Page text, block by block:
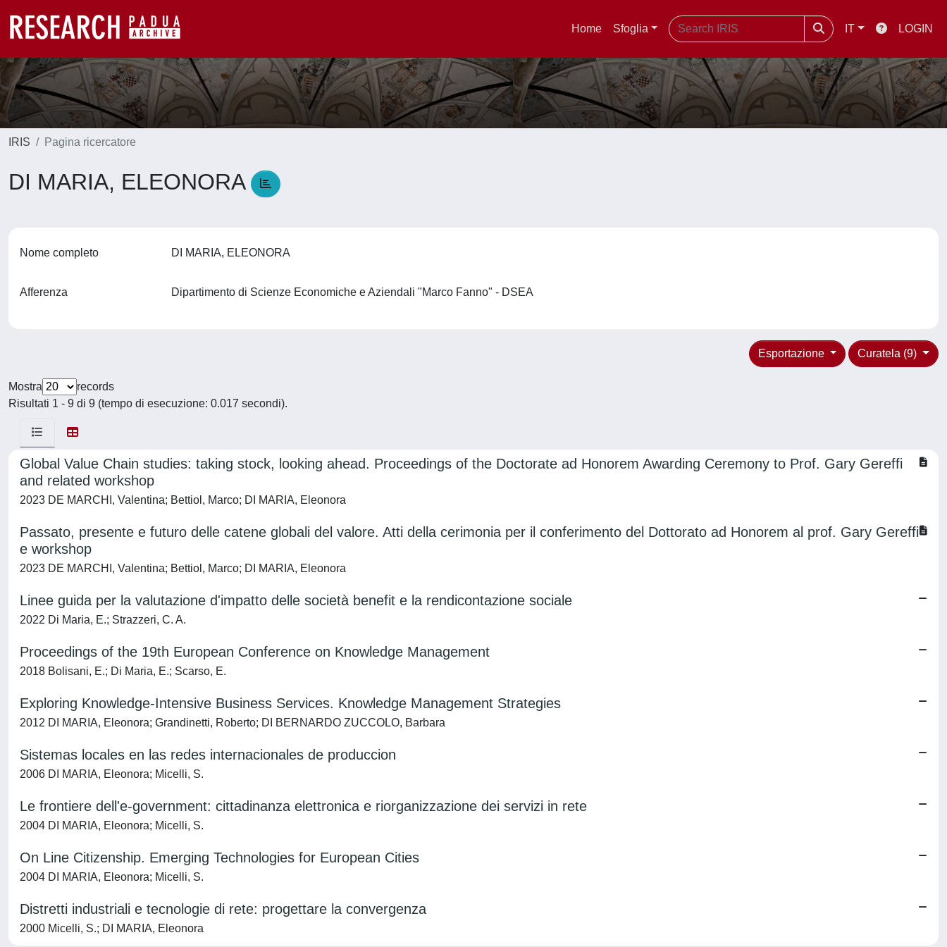
Home Sfoglia IT LOGIN
IRIS Pagina ricercatore
DI MARIA, ELEONORA
Nome completo DI MARIA, ELEONORA
Afferenza Dipartimento di Scienze Economiche e Aziendali "Marco Fanno" - DSEA
Curatela (9)
Esportazione
Mostra
records
Risultati 1 - 9 di 9 (tempo di esecuzione: 0.017 secondi).
Global Value Chain studies: taking stock, looking ahead. Proceedings of the Doctorate ad Honorem Awarding Ceremony to Prof. Gary Gereffi
and related workshop
2023 DE MARCHI, Valentina; Bettiol, Marco; DI MARIA, Eleonora
Passato, presente e futuro delle catene globali del valore. Atti della cerimonia per il conferimento del Dottorato ad Honorem al prof. Gary Gereffi
e workshop
2023 DE MARCHI, Valentina; Bettiol, Marco; DI MARIA, Eleonora
Linee guida per la valutazione d'impatto delle società benefit e la rendicontazione sociale
2022 Di Maria, E.; Strazzeri, C. A.
Proceedings of the 19th European Conference on Knowledge Management
2018 Bolisani, E.; Di Maria, E.; Scarso, E.
Exploring Knowledge-Intensive Business Services. Knowledge Management Strategies
2012 DI MARIA, Eleonora; Grandinetti, Roberto; DI BERNARDO ZUCCOLO, Barbara
Sistemas locales en las redes internacionales de produccion
2006 DI MARIA, Eleonora; Micelli, S.
Le frontiere dell'e-government: cittadinanza elettronica e riorganizzazione dei servizi in rete
2004 DI MARIA, Eleonora; Micelli, S.
On Line Citizenship. Emerging Technologies for European Cities
2004 DI MARIA, Eleonora; Micelli, S.
Distretti industriali e tecnologie di rete: progettare la convergenza
2000 Micelli, S.; DI MARIA, Eleonora